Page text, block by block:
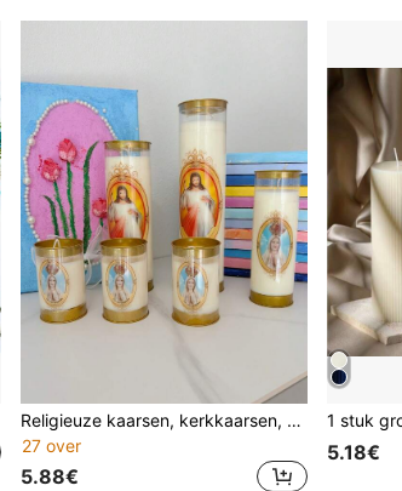
Religieuze kaarsen, kerkkaarsen, gepersonaliseerde kaarsen, kunnen 1 dag/3 dagen/5 dagen/7 dagen branden
27 over
5.88€
5.18€